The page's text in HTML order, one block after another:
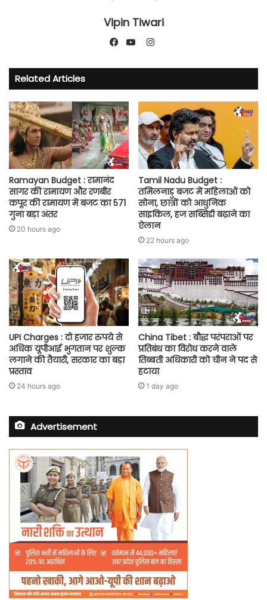
Vipin Tiwari
Instagram
Related Articles
Ramayan Budget : रामानंद
सागर की रामायण और रणबीर
कपूर की रामायण में बजट का 571
गुना बड़ा अंतर
20 hours ago
Tamil Nadu Budget :
तमिलनाडु बजट में महिलाओं को
सोना, छात्रों को आधुनिक
साइकिल, हज सब्सिडी बढ़ाने का
ऐलान
22 hours ago
UPI Charges : दो हजार रुपये से
अधिक यूपीआई भुगतान पर शुल्क
लगाने की तैयारी, सरकार का बड़ा
प्रस्ताव
24 hours ago
China Tibet : बौद्ध परंपराओं पर
प्रतिबंध का विरोध करने वाले
तिब्बती अधिकारी को चीन ने पद से
हटाया
1 day ago
Advertisement